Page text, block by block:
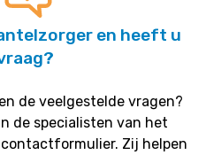
en heeft u
de veelgestelde vragen?
de specialisten van het
Zij helpen